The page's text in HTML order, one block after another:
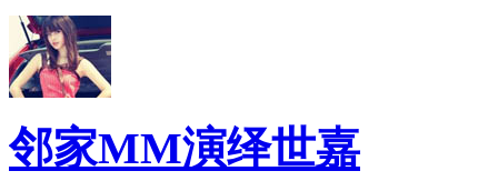
邻家MM演绎世嘉